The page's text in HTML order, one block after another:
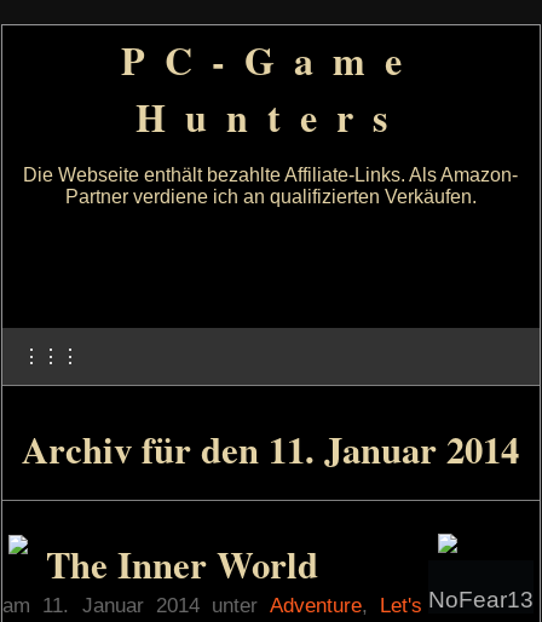
PC-Game
Hunters
Die Webseite enthält bezahlte Affiliate-Links. Als Amazon-
Partner verdiene ich an qualifizierten Verkäufen.
⋮⋮⋮
Archiv für den 11. Januar 2014
NoFear13
The Inner World
am 11. Januar 2014 unter Adventure, Let's